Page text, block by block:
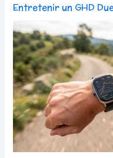
Entretenir un GHD